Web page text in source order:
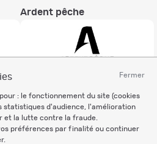
Fermer
: le fonctionnement du site (cookies
statistiques d'audience, l'amélioration
et la lutte contre la fraude.
préférences par finalité ou continuer
Ardent pêche